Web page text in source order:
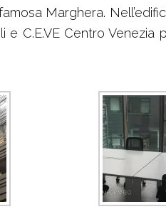
Marghera.
C.E.VE Centro Venezia